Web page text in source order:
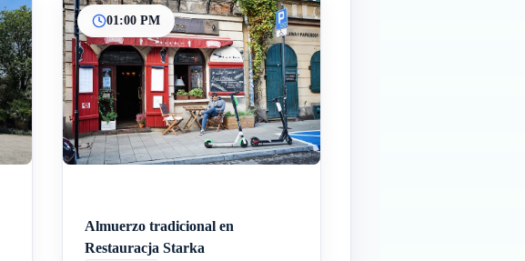
01:00 PM
Almuerzo tradicional en
Restauracja Starka